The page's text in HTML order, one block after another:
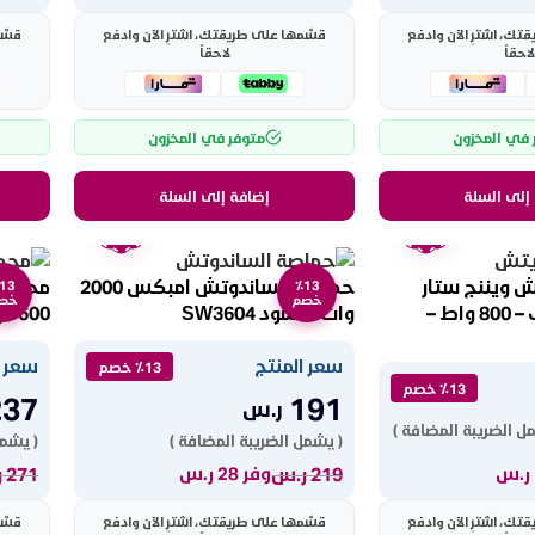
اشترِ الآن وادفع
لاحقاً
في المخزون
إلى السلة
قسّمها على طريقتك، اشترِ الآن وادفع
لاحقاً
متوفر في المخزون
إضافة إلى السلة
ضمان
ويننج ستار
متعدد الوظائف – 800 واط –
٪13 خصم
الضريبة المضافة )
اشترِ الآن وادفع
٪13
خصم
ضمان
حماصة الساندوتش امبكس 2000
وات – أسود SW3604
سعر المنتج ٪13 خصم
191 ر.س
( يشمل الضريبة المضافة )
219ر.سوفر 28 ر.س
قسّمها على طريقتك، اشترِ الآن وادفع
1600 وات ــ ستيل XPTO-888
سعر
(
271